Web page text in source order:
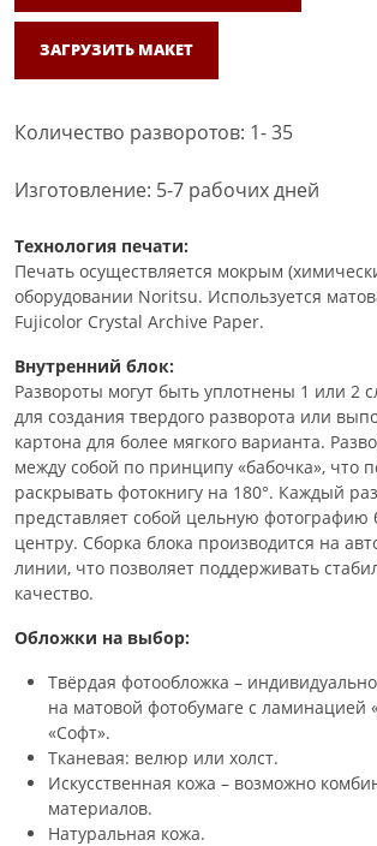
ЗАГРУЗИТЬ МАКЕТ
Количество разворотов: 1- 35
Изготовление: 5-7 рабочих дней
Технология печати:
Печать осуществляется мокрым
оборудовании Noritsu. Используется
Fujicolor Crystal Archive Paper.
Внутренний блок:
Развороты могут быть уплотнены 1 или 2
для создания твердого разворота или
картона для более мягкого варианта.
между собой по принципу «бабочка», что
раскрывать фотокнигу на 180°. Каждый
представляет собой цельную фотографию
центру. Сборка блока производится на
линии, что позволяет поддерживать
качество.
Обложки на выбор:
Твёрдая фотообложка –
на матовой фотобумаге с ламинацией
«Софт».
Тканевая: велюр или холст.
Искусственная кожа – возможно
материалов.
Натуральная кожа.